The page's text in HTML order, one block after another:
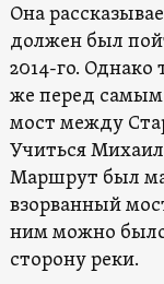
Она
должен был
2014-го.
же перед самым
мост между
Учиться Михаил
Маршрут был
взорванный
ним можно
сторону реки.